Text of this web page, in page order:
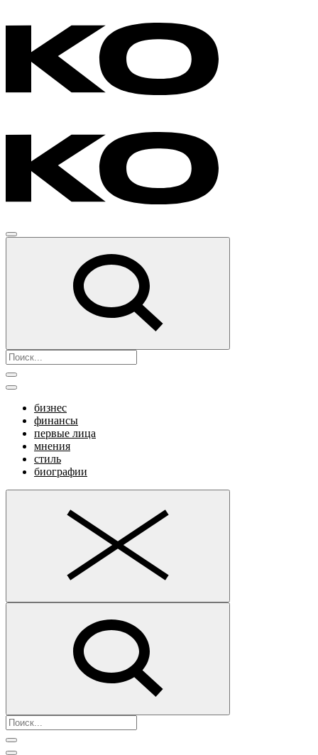
бизнес
финансы
первые лица
мнения
стиль
биографии